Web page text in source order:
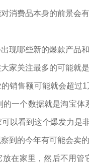
消费品本身的前景会
现哪些新的爆款产品
家关注最多的可能就
销售额可能就会超
一个数据就是淘宝
以看到这个爆发力是
到的今年有可能会卖
在家里，然后不用